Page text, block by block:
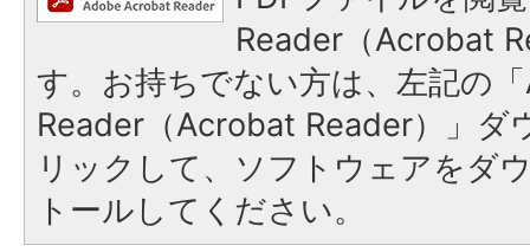
Reader（Acrobat
す。お持ちでない方は、左記の
Reader（Acrobat Reader）」ダ
リックして、ソフトウェアをダ
トールしてください。